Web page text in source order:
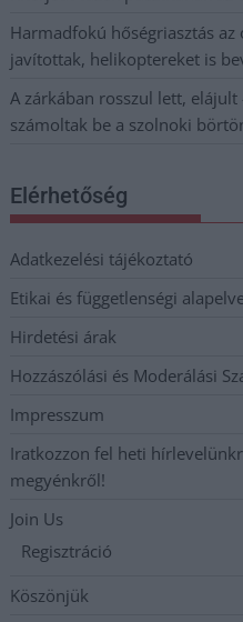
Harmadfokú hőségriasztás
javítottak, helikoptereket is
A zárkában rosszul lett,
számoltak be a szolnoki
Elérhetőség
Adatkezelési tájékoztató
Etikai és függetlenségi
Hirdetési árak
Hozzászólási és Moderálási
Impresszum
Iratkozzon fel heti
megyénkről!
Join Us
Regisztráció
Köszönjük